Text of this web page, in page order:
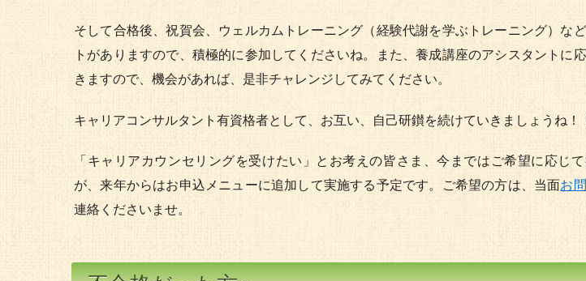
そして合格後、祝賀会、ウェルカムトレーニング（経験代謝を学ぶトレーニング）な
トがありますので、積極的に参加してくださいね。また、養成講座のアシスタントに
きますので、機会があれば、是非チャレンジしてみてください。
キャリアコンサルタント有資格者として、お互い、自己研鑚を続けていきましょうね！
「キャリアカウンセリングを受けたい」とお考えの皆さま、今まではご希望に応じ
が、来年からはお申込メニューに追加して実施する予定です。ご希望の方は、当面お
連絡くださいませ。